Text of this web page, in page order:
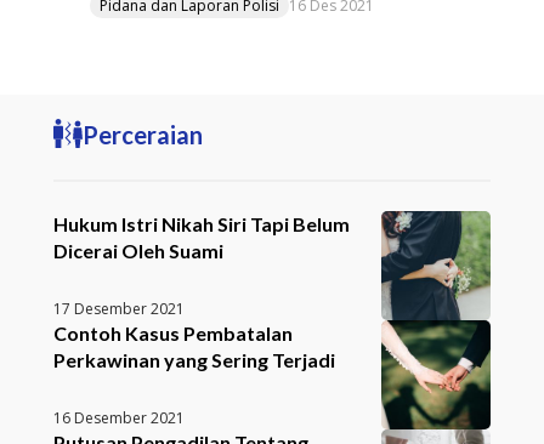
Pidana dan Laporan Polisi 16 Des 2021
Perceraian
Hukum Istri Nikah Siri Tapi Belum
Dicerai Oleh Suami
17 Desember 2021
Contoh Kasus Pembatalan
Perkawinan yang Sering Terjadi
16 Desember 2021